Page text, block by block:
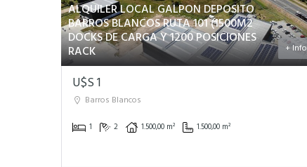
ALQUILER LOCAL GALPON DEPOSITO
BARROS BLANCOS RUTA 101 (1500M2
DOCKS DE CARGA Y 1200 POSICIONES
RACK + Info
U$S 1
Barros Blancos
1 2 1.500,00 m² 1.500,00 m²